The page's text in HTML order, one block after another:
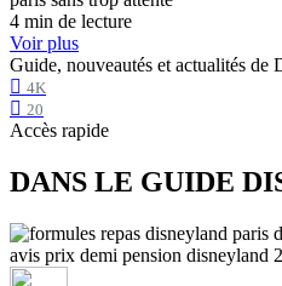
4 min de lecture
Voir plus
Guide, nouveautés et actualités de
4K
20
Accès rapide
DANS LE GUIDE